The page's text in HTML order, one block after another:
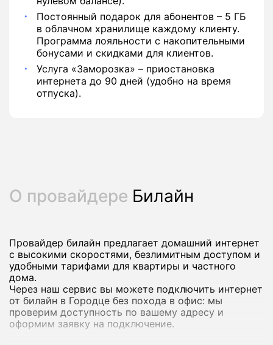
Постоянный подарок для абонентов – 5 ГБ
в облачном хранилище каждому клиенту.
Программа лояльности с накопительными
бонусами и скидками для клиентов.
Услуга «Заморозка» – приостановка
интернета до 90 дней (удобно на время
отпуска).
О провайдере Билайн
Провайдер билайн предлагает домашний интернет
с высокими скоростями, безлимитным доступом и
удобными тарифами для квартиры и частного
дома.
Через наш сервис вы можете подключить интернет
от билайн в Городце без похода в офис: мы
проверим доступность по вашему адресу и
оформим заявку на подключение.